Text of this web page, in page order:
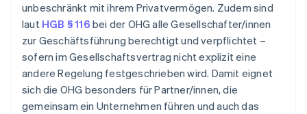
unbeschränkt mit ihrem Privatvermögen. Zudem sind
laut HGB § 116 bei der OHG alle Gesellschafter/innen
zur Geschäftsführung berechtigt und verpflichtet –
sofern im Gesellschaftsvertrag nicht explizit eine
andere Regelung festgeschrieben wird. Damit eignet
sich die OHG besonders für Partner/innen, die
gemeinsam ein Unternehmen führen und auch das